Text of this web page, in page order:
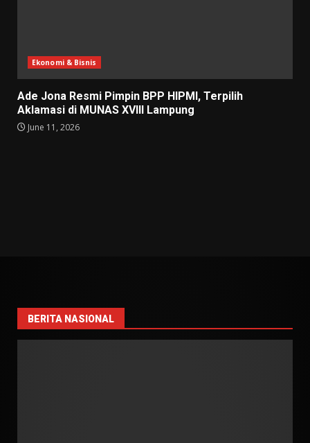
Ekonomi & Bisnis
Ade Jona Resmi Pimpin BPP HIPMI, Terpilih
Aklamasi di MUNAS XVIII Lampung
June 11, 2026
BERITA NASIONAL